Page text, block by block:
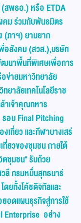
(สพธอ.) หรือ ETDA
คม ร่วมกับพันธมิตร
(ภาฯ) ยามยาก
อสังคม(สวส.),บริษัท
นาพื้นที่พิเศษเพื่อการ
ข่ายมหาวิทยาลัย
ยาลัยเทคโนโลยีราช
าเจ้าคุณทหาร
อบ Final Pitching
เทียวและกีฬาบางเสร่
ยวของชุมชน ภายใต้
ตชุมชน"รับถ้วย
วลี กรมหมื่นสุทธนารี
ดยทั้งโค้ชดิจิทัลและ
อดแผนธุรกิจสู่การใช้
Enterprise อย่าง